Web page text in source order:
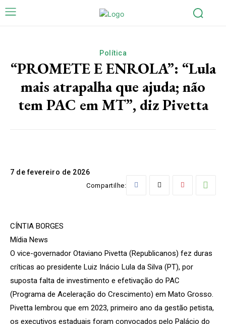
Política
“PROMETE E ENROLA”: “Lula
mais atrapalha que ajuda; não
tem PAC em MT”, diz Pivetta
7 de fevereiro de 2026
Compartilhe:
CÍNTIA BORGES
Mídia News
O vice-governador Otaviano Pivetta (Republicanos) fez duras
críticas ao presidente Luiz Inácio Lula da Silva (PT), por
suposta falta de investimento e efetivação do PAC
(Programa de Aceleração do Crescimento) em Mato Grosso.
Pivetta lembrou que em 2023, primeiro ano da gestão petista,
os executivos estaduais foram convocados pelo Palácio do